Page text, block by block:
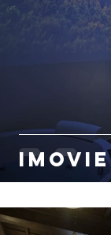
iMovie